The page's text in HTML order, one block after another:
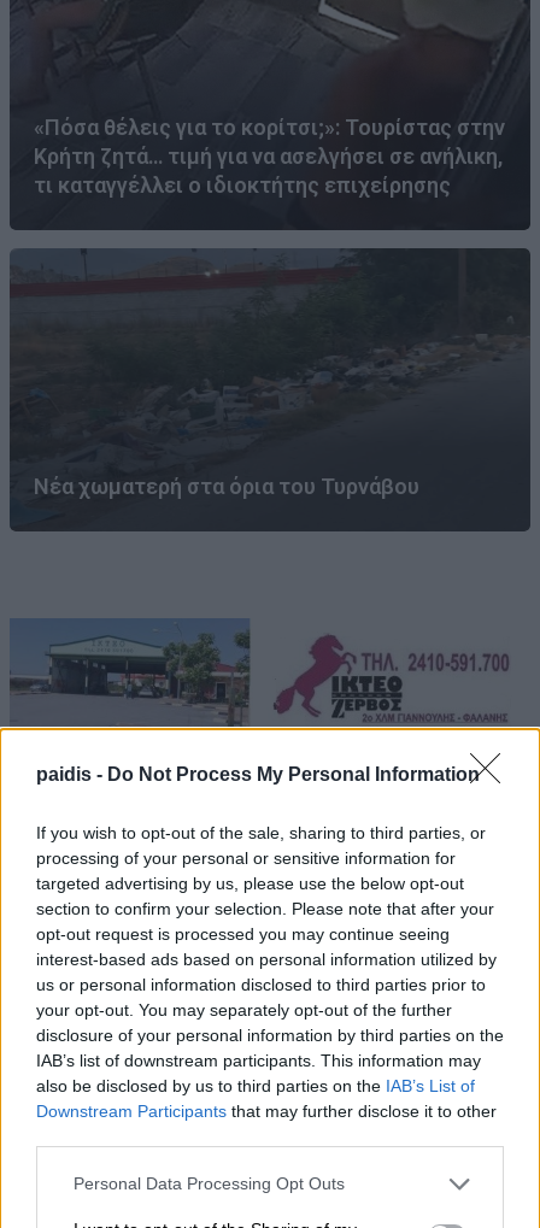
paidis - Do Not Process My Personal Information
If you wish to opt-out of the sale, sharing to third parties, or
processing of your personal or sensitive information for
targeted advertising by us, please use the below opt-out
section to confirm your selection. Please note that after your
opt-out request is processed you may continue seeing
interest-based ads based on personal information utilized by
us or personal information disclosed to third parties prior to
your opt-out. You may separately opt-out of the further
disclosure of your personal information by third parties on the
IAB’s list of downstream participants. This information may
also be disclosed by us to third parties on the IAB’s List of
Downstream Participants that may further disclose it to other
Personal Data Processing Opt Outs
«Πόσα θέλεις για το κορίτσι;»: Τουρίστας στην
Κρήτη ζητά… τιμή για να ασελγήσει σε ανήλικη,
τι καταγγέλλει ο ιδιοκτήτης επιχείρησης
Νέα χωματερή στα όρια του Τυρνάβου